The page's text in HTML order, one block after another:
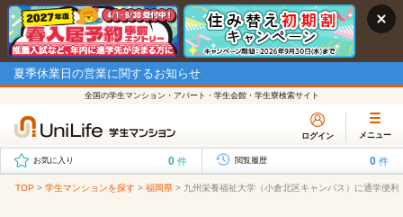
夏季休業日の営業に関するお知らせ
全国の学生マンション・アパート・学生会館・学生寮検索サイト
ログイン メニュー
お気に入り 0 件 閲覧履歴 0 件
TOP > 学生マンションを探す > 福岡県 > 九州栄養福祉大学（小倉北区キャンパス）に通学便利